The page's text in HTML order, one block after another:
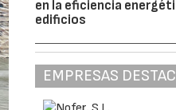
en la eficiencia
edificios
EMPRESAS